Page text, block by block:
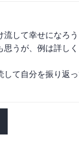
せにすることて
して幸せになろ
うが、例は詳し
て自分を振り返っ